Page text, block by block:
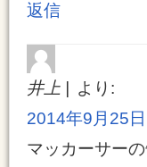
返信
井上
より:
2014年9月25
マッカーサー